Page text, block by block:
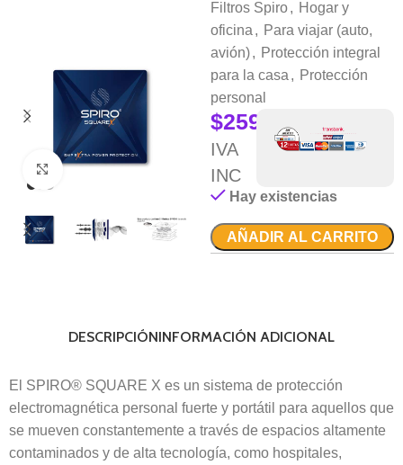
Clic para ampliar
Filtros Spiro, Hogar y
oficina , Para viajar (auto,
avión), Protección integral
para la casa , Protección
personal
$259.990
IVA
INC
Hay existencias
AÑADIR AL CARRITO
DESCRIPCIÓNINFORMACIÓN ADICIONAL
El SPIRO® SQUARE X es un sistema de protección
electromagnética personal fuerte y portátil para aquellos que
se mueven constantemente a través de espacios altamente
contaminados y de alta tecnología, como hospitales,